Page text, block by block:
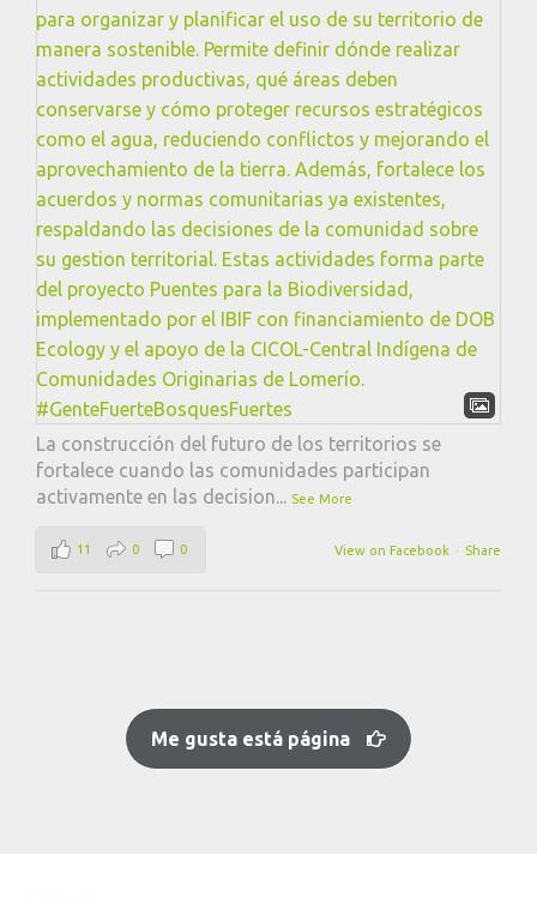
La construcción del futuro de los territorios se
fortalece cuando las comunidades participan
activamente en las decision... See More
View on Facebook · Share
11 0 0
Me gusta está página